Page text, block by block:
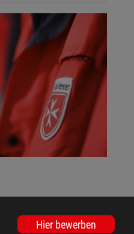
Hier bewerben